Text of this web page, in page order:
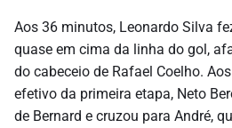
Aos 36 minutos, Leonardo Silva
quase em cima da linha do gol,
do cabeceio de Rafael Coelho.
efetivo da primeira etapa, Neto
de Bernard e cruzou para André,